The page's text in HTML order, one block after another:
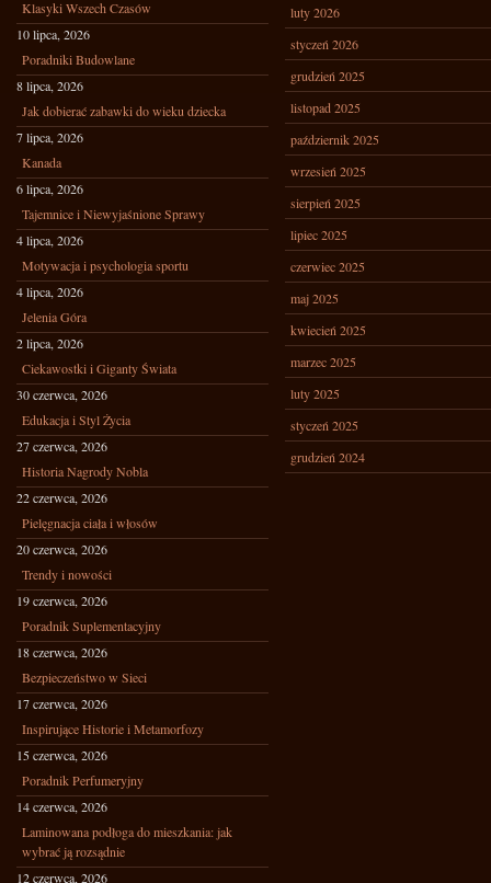
Klasyki Wszech Czasów
10 lipca, 2026
Poradniki Budowlane
8 lipca, 2026
Jak dobierać zabawki do wieku dziecka
7 lipca, 2026
Kanada
6 lipca, 2026
Tajemnice i Niewyjaśnione Sprawy
4 lipca, 2026
Motywacja i psychologia sportu
4 lipca, 2026
Jelenia Góra
2 lipca, 2026
Ciekawostki i Giganty Świata
30 czerwca, 2026
Edukacja i Styl Życia
27 czerwca, 2026
Historia Nagrody Nobla
22 czerwca, 2026
Pielęgnacja ciała i włosów
20 czerwca, 2026
Trendy i nowości
19 czerwca, 2026
Poradnik Suplementacyjny
18 czerwca, 2026
Bezpieczeństwo w Sieci
17 czerwca, 2026
Inspirujące Historie i Metamorfozy
15 czerwca, 2026
Poradnik Perfumeryjny
14 czerwca, 2026
Laminowana podłoga do mieszkania: jak
wybrać ją rozsądnie
12 czerwca, 2026
luty 2026
styczeń 2026
grudzień 2025
listopad 2025
październik 2025
wrzesień 2025
sierpień 2025
lipiec 2025
czerwiec 2025
maj 2025
kwiecień 2025
marzec 2025
luty 2025
styczeń 2025
grudzień 2024